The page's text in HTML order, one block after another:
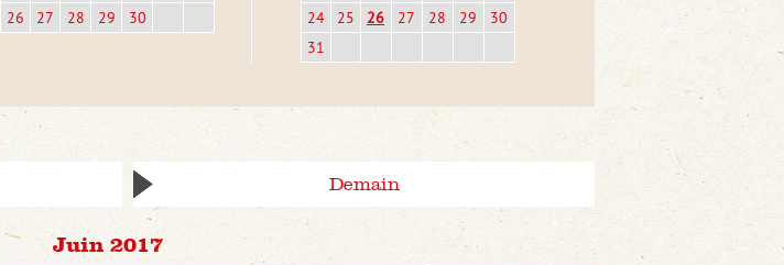
26
27 28 29 30
24
25 26 27 28 29
30
31
Demain
Juin 2017